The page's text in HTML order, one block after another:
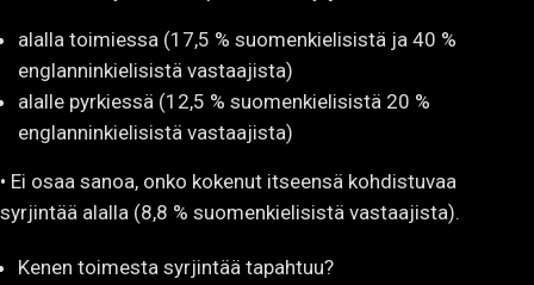
alalla toimiessa (17,5 % suomenkielisistä ja 40 %
englanninkielisistä vastaajista)
alalle pyrkiessä (12,5 % suomenkielisistä 20 %
englanninkielisistä vastaajista)
• Ei osaa sanoa, onko kokenut itseensä kohdistuvaa
syrjintää alalla (8,8 % suomenkielisistä vastaajista).
Kenen toimesta syrjintää tapahtuu?